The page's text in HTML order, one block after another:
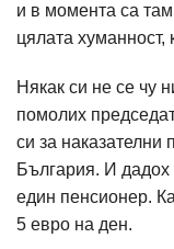
и в момента са
цялата хуманност,
Някак си не се чу
помолих
си за
България. И
един пенсионер.
5 евро на ден.